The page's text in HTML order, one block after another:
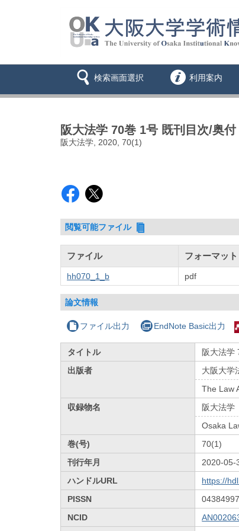
検索画面選択 利用案内
阪大法学 70巻 1号 既刊目次/奥付
阪大法学, 2020, 70(1)
閲覧可能ファイル
ファイル フォーマット
hh070_1_b pdf
論文情報
ファイル出力 EndNote Basic出力
タイトル
阪大法学
出版者
大阪大学
The Law
収録物名
阪大法学
Osaka
巻(号)
70(1)
刊行年月
2020-05-
ハンドルURL
https://
PISSN
04384997
NCID